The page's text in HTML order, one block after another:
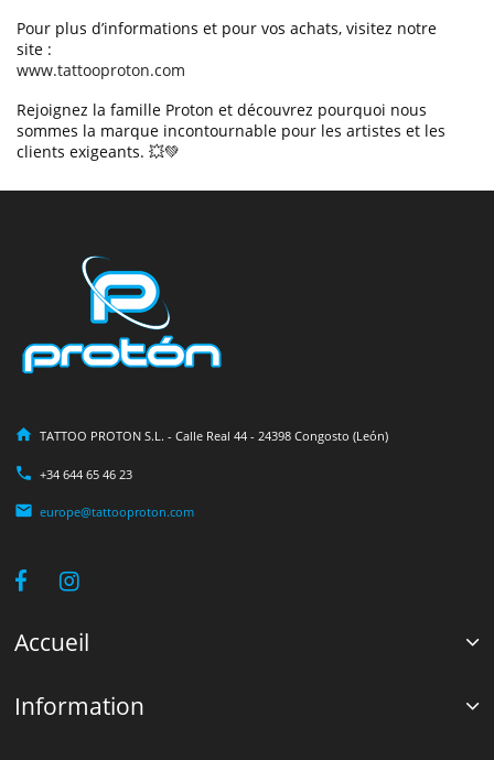
Pour plus d’informations et pour vos achats, visitez notre
site :
www.tattooproton.com
Rejoignez la famille Proton et découvrez pourquoi nous
sommes la marque incontournable pour les artistes et les
clients exigeants. 💥💚
Accueil
Information
TATTOO PROTON S.L. - Calle Real 44 - 24398 Congosto (León)
+34 644 65 46 23
europe@tattooproton.com